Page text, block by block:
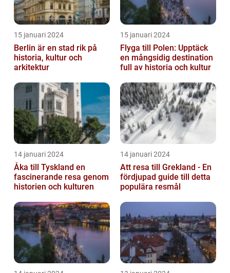
15 januari 2024
Berlin är en stad rik på
historia, kultur och
arkitektur
15 januari 2024
Flyga till Polen: Upptäck
en mångsidig destination
full av historia och kultur
14 januari 2024
Åka till Tyskland en
fascinerande resa genom
historien och kulturen
14 januari 2024
Att resa till Grekland - En
fördjupad guide till detta
populära resmål